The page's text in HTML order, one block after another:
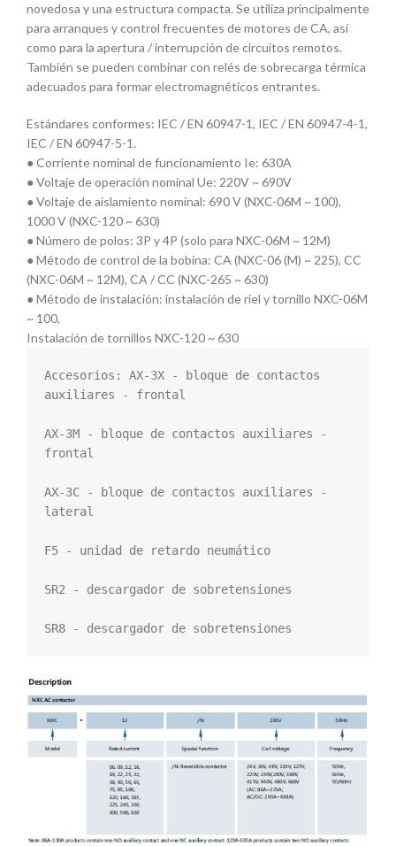
novedosa y una estructura compacta. Se utiliza principalmente
para arranques y control frecuentes de motores de CA, así
como para la apertura / interrupción de circuitos remotos.
También se pueden combinar con relés de sobrecarga térmica
adecuados para formar electromagnéticos entrantes.
Estándares conformes: IEC / EN 60947-1, IEC / EN 60947-4-1,
IEC / EN 60947-5-1.
● Corriente nominal de funcionamiento Ie: 630A
● Voltaje de operación nominal Ue: 220V ~ 690V
● Voltaje de aislamiento nominal: 690 V (NXC-06M ~ 100),
1000 V (NXC-120 ~ 630)
● Número de polos: 3P y 4P (solo para NXC-06M ~ 12M)
● Método de control de la bobina: CA (NXC-06 (M) ~ 225), CC
(NXC-06M ~ 12M), CA / CC (NXC-265 ~ 630)
● Método de instalación: instalación de riel y tornillo NXC-06M
~ 100,
Instalación de tornillos NXC-120 ~ 630
Accesorios: AX-3X - bloque de contactos
auxiliares - frontal
AX-3M - bloque de contactos auxiliares -
frontal
AX-3C - bloque de contactos auxiliares -
lateral
F5 - unidad de retardo neumático
SR2 - descargador de sobretensiones
SR8 - descargador de sobretensiones